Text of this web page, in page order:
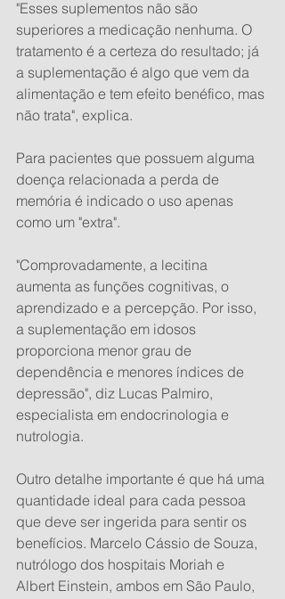
"Esses suplementos não são
superiores a medicação nenhuma. O
tratamento é a certeza do resultado; já
a suplementação é algo que vem da
alimentação e tem efeito benéfico, mas
não trata", explica.
Para pacientes que possuem alguma
doença relacionada a perda de
memória é indicado o uso apenas
como um "extra".
"Comprovadamente, a lecitina
aumenta as funções cognitivas, o
aprendizado e a percepção. Por isso,
a suplementação em idosos
proporciona menor grau de
dependência e menores índices de
depressão", diz Lucas Palmiro,
especialista em endocrinologia e
nutrologia.
Outro detalhe importante é que há uma
quantidade ideal para cada pessoa
que deve ser ingerida para sentir os
benefícios. Marcelo Cássio de Souza,
nutrólogo dos hospitais Moriah e
Albert Einstein, ambos em São Paulo,